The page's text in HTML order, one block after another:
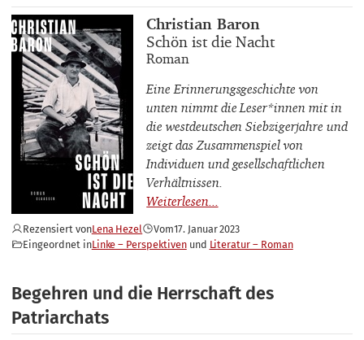
Buchautor_innen
Christian Baron
Buchtitel
Schön ist die Nacht
Buchuntertitel
Roman
Eine Erinnerungsgeschichte von
unten nimmt die Leser*innen mit in
die westdeutschen Siebzigerjahre und
zeigt das Zusammenspiel von
Individuen und gesellschaftlichen
Verhältnissen.
Rezensiert vonLena Hezel Vom17. Januar 2023
Eingeordnet inLinke – Perspektiven Literatur – Roman
Begehren und die Herrschaft des
Patriarchats